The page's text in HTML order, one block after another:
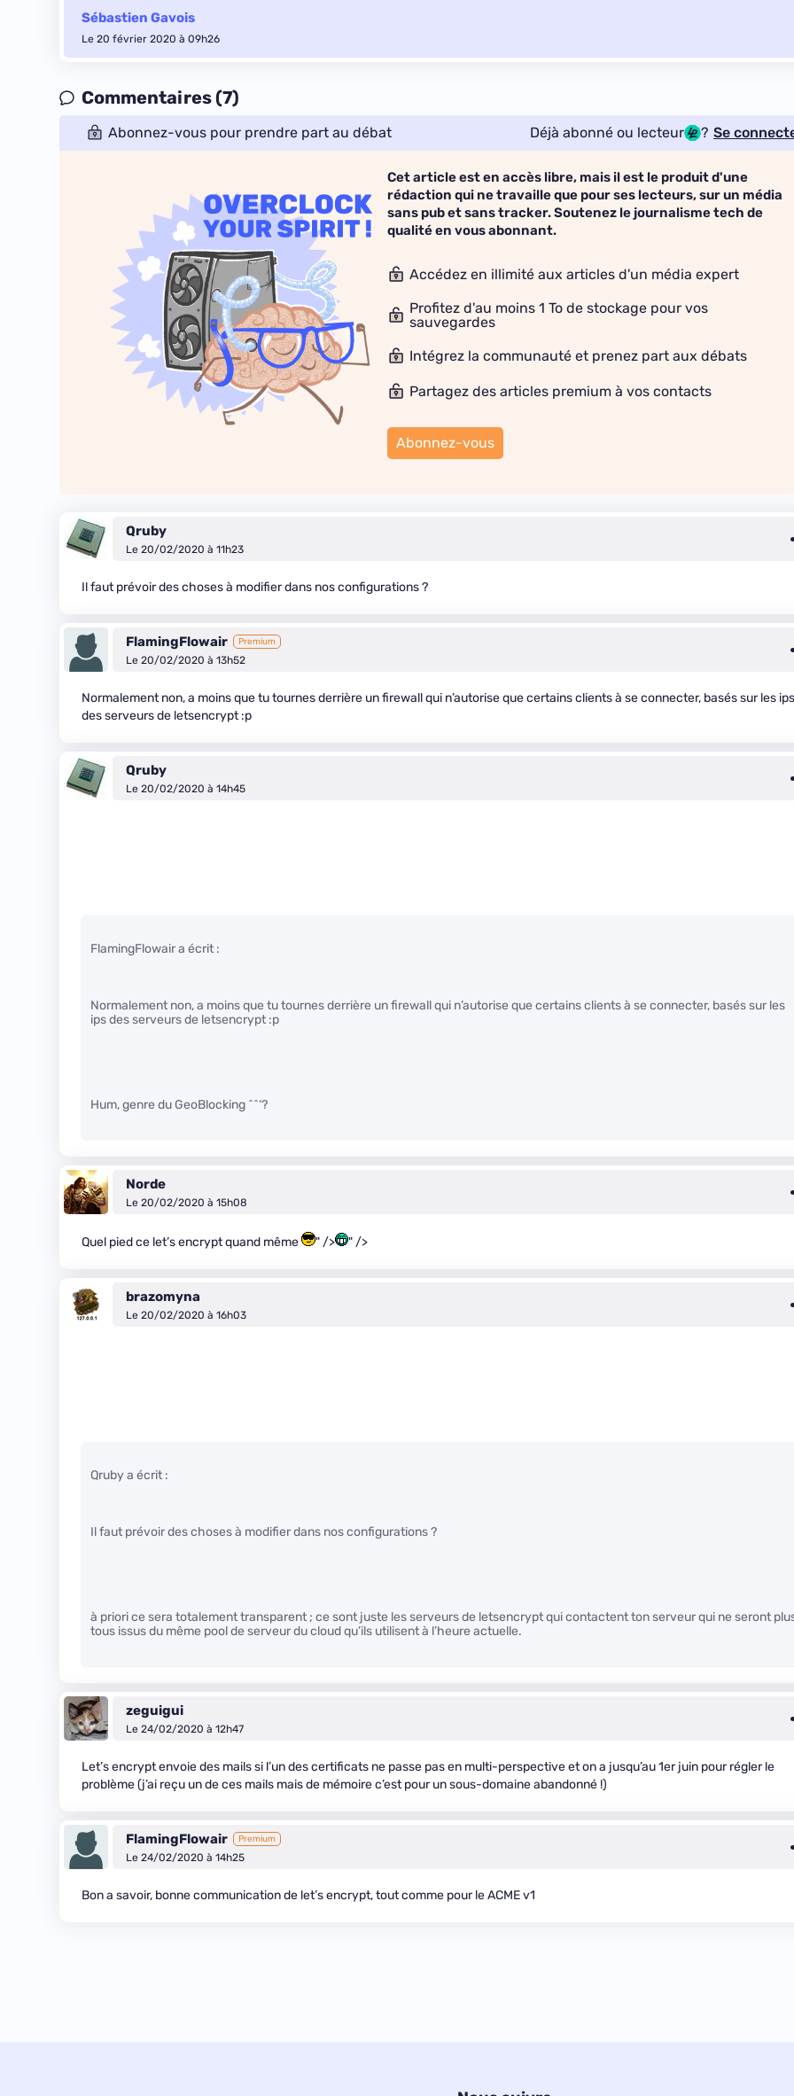
Sébastien Gavois
Le 20 février 2020 à 09h26
Commentaires (7)
Abonnez-vous pour prendre part au débat Déjà abonné ou lecteur ? Se
Cet article est en accès libre, mais il est le produit d'une
rédaction qui ne travaille que pour ses lecteurs, sur un média
sans pub et sans tracker. Soutenez le journalisme tech de
qualité en vous abonnant.
Accédez en illimité aux articles d'un média expert
Profitez d'au moins 1 To de stockage pour vos
sauvegardes
Intégrez la communauté et prenez part aux débats
Partagez des articles premium à vos contacts
Abonnez-vous
Qruby
Le 20/02/2020 à 11h23
Il faut prévoir des choses à modifier dans nos configurations ?
FlamingFlowair Premium
Le 20/02/2020 à 13h52
Normalement non, a moins que tu tournes derrière un firewall qui n’autorise que certains clients à se connecter, basés sur les ips
des serveurs de letsencrypt :p
Qruby
Le 20/02/2020 à 14h45
FlamingFlowair a écrit :
Normalement non, a moins que tu tournes derrière un firewall qui n’autorise que certains clients à se connecter, basés sur les
ips des serveurs de letsencrypt :p
Hum, genre du GeoBlocking ^^‘?
Norde
Le 20/02/2020 à 15h08
Quel pied ce let’s encrypt quand même " /> " />
brazomyna
Le 20/02/2020 à 16h03
Qruby a écrit :
Il faut prévoir des choses à modifier dans nos configurations ?
à priori ce sera totalement transparent ; ce sont juste les serveurs de letsencrypt qui contactent ton serveur qui ne seront
tous issus du même pool de serveur du cloud qu’ils utilisent à l’heure actuelle.
zeguigui
Le 24/02/2020 à 12h47
Let’s encrypt envoie des mails si l’un des certificats ne passe pas en multi-perspective et on a jusqu’au 1er juin pour régler le
problème (j’ai reçu un de ces mails mais de mémoire c’est pour un sous-domaine abandonné !)
FlamingFlowair Premium
Le 24/02/2020 à 14h25
Bon a savoir, bonne communication de let’s encrypt, tout comme pour le ACME v1